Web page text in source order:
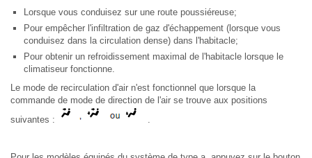
Lorsque vous conduisez sur une route poussiéreuse;
Pour empêcher l'infiltration de gaz d'échappement (lorsque vous
conduisez dans la circulation dense) dans l'habitacle;
Pour obtenir un refroidissement maximal de l'habitacle lorsque le
climatiseur fonctionne.
Le mode de recirculation d'air n'est fonctionnel que lorsque la
commande de mode de direction de l'air se trouve aux positions
suivantes :
.